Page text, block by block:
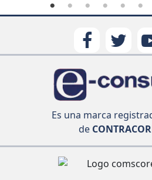
Es una marca
de